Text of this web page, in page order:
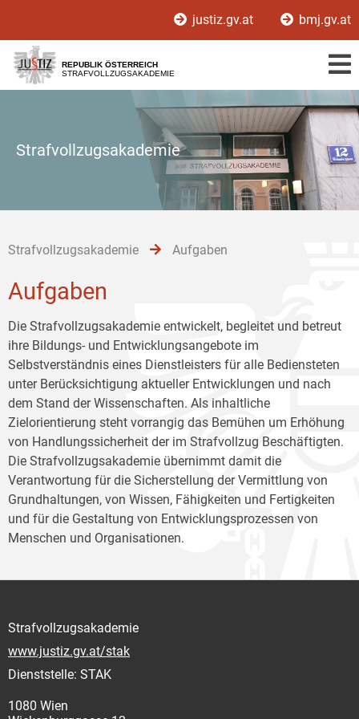
[1]
[2]
[3]
justiz.gv.at bmj.gv.at
REPUBLIK ÖSTERREICH
STRAFVOLLZUGSAKADEMIE
Strafvollzugsakademie
Strafvollzugsakademie Aufgaben
Aufgaben
Die Strafvollzugsakademie entwickelt, begleitet und betreut
ihre Bildungs- und Entwicklungsangebote im
Selbstverständnis eines Dienstleisters für alle Bediensteten
unter Berücksichtigung aktueller Entwicklungen und nach
dem Stand der Wissenschaften. Als inhaltliche
Zielorientierung steht vorrangig das Bemühen um Erhöhung
von Handlungssicherheit der im Strafvollzug Beschäftigten.
Die Strafvollzugsakademie übernimmt damit die
Verantwortung für die Sicherstellung der Vermittlung von
Grundhaltungen, von Wissen, Fähigkeiten und Fertigkeiten
und für die Gestaltung von Entwicklungsprozessen von
Menschen und Organisationen.
Strafvollzugsakademie
www.justiz.gv.at/stak
Dienststelle: STAK
1080 Wien